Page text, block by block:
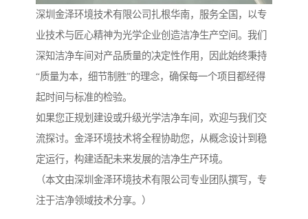
深圳金泽环境技术有限公司扎根华南，服务全国，以专
业技术与匠心精神为光学企业创造洁净生产空间。我们
深知洁净车间对产品质量的决定性作用，因此始终秉持
“质量为本，细节制胜”的理念，确保每一个项目都经得
起时间与标准的检验。
如果您正规划建设或升级光学洁净车间，欢迎与我们交
流探讨。金泽环境技术将全程协助您，从概念设计到稳
定运行，构建适配未来发展的洁净生产环境。
（本文由深圳金泽环境技术有限公司专业团队撰写，专
注于洁净领域技术分享。）